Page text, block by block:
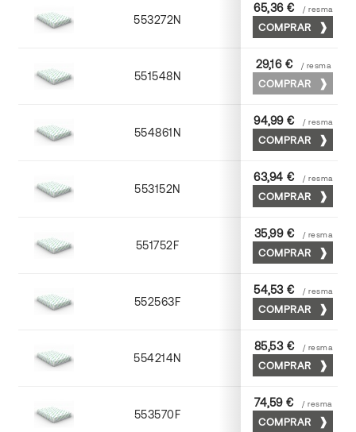
553272N 70 x 100
65,36 € / resma
COMPRAR
551548N 45 x 64
29,16 € / resma
COMPRAR
554861N 63 x 88
94,99 € / resma
COMPRAR
553152N 52 x 70
63,94 € / resma
COMPRAR
551752F 52 x 70
35,99 € / resma
COMPRAR
552563F 63 x 88
54,53 € / resma
COMPRAR
554214N 72 x 102
85,53 € / resma
COMPRAR
553570F 70 x 100
74,59 € / resma
COMPRAR